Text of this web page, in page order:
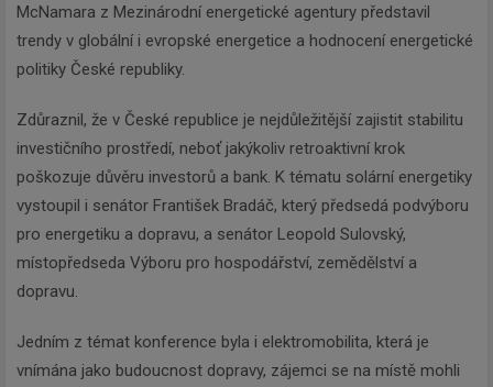
McNamara z Mezinárodní energetické agentury představil
trendy v globální i evropské energetice a hodnocení energetické
politiky České republiky.
Zdůraznil, že v České republice je nejdůležitější zajistit stabilitu
investičního prostředí, neboť jakýkoliv retroaktivní krok
poškozuje důvěru investorů a bank. K tématu solární energetiky
vystoupil i senátor František Bradáč, který předsedá podvýboru
pro energetiku a dopravu, a senátor Leopold Sulovský,
místopředseda Výboru pro hospodářství, zemědělství a
dopravu.
Jedním z témat konference byla i elektromobilita, která je
vnímána jako budoucnost dopravy, zájemci se na místě mohli
Zadejte váš email a my Vám
budeme zasílat ty nejdůležitější
informace, maximálně 1x týdně.
Odebírat